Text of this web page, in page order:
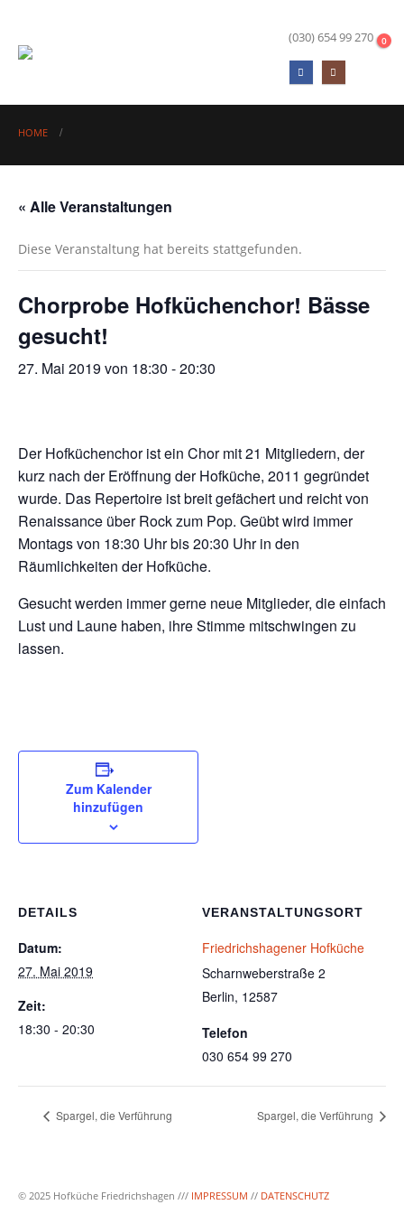
(030) 654 99 270 0
HOME
« Alle Veranstaltungen
Diese Veranstaltung hat bereits stattgefunden.
Chorprobe Hofküchenchor! Bässe
gesucht!
27. Mai 2019 von 18:30 -20:30
Der Hofküchenchor ist ein Chor mit 21 Mitgliedern, der
kurz nach der Eröffnung der Hofküche, 2011 gegründet
wurde. Das Repertoire ist breit gefächert und reicht von
Renaissance über Rock zum Pop. Geübt wird immer
Montags von 18:30 Uhr bis 20:30 Uhr in den
Räumlichkeiten der Hofküche.
Gesucht werden immer gerne neue Mitglieder, die einfach
Lust und Laune haben, ihre Stimme mitschwingen zu
lassen.
Zum Kalender
hinzufügen
DETAILS
Datum:
27. Mai 2019
Zeit:
18:30 - 20:30
VERANSTALTUNGSORT
Friedrichshagener Hofküche
Scharnweberstraße 2
Berlin, 12587
Telefon
030 654 99 270
Spargel, die Verführung Spargel, die Verführung
© 2025 Hofküche Friedrichshagen /// IMPRESSUM // DATENSCHUTZ